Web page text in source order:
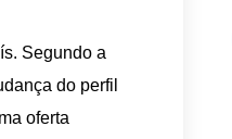
Segundo a
do perfil
oferta